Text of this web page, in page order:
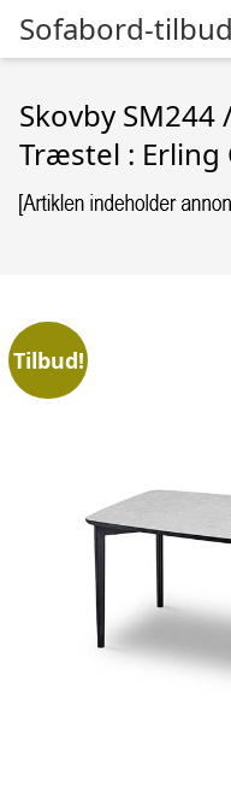
Sofabord-
Skovby SM244
Træstel :
Tilbud!